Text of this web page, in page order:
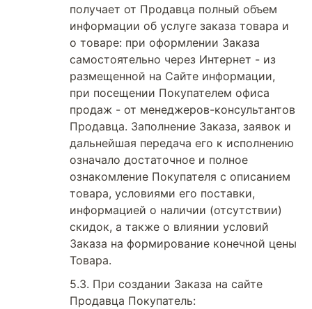
получает от Продавца полный объем
информации об услуге заказа товара и
о товаре: при оформлении Заказа
самостоятельно через Интернет - из
размещенной на Сайте информации,
при посещении Покупателем офиса
продаж - от менеджеров-консультантов
Продавца. Заполнение Заказа, заявок и
дальнейшая передача его к исполнению
означало достаточное и полное
ознакомление Покупателя с описанием
товара, условиями его поставки,
информацией о наличии (отсутствии)
скидок, а также о влиянии условий
Заказа на формирование конечной цены
Товара.
При создании Заказа на сайте
Продавца Покупатель: